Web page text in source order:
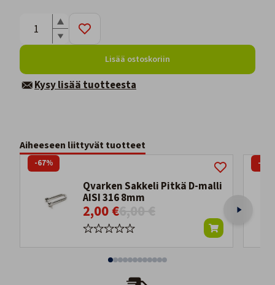
Lisää ostoskoriin
Kysy lisää tuotteesta
Aiheeseen liittyvät tuotteet
Qvarken Sakkeli Pitkä D-malli
AISI 316 8mm
2,00 €6,00 €
-67% -